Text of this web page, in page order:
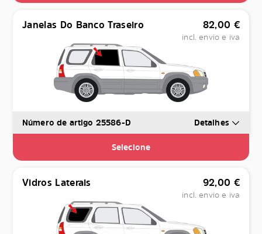
Janelas Do Banco Traseiro 82,00 €
incl. envio e iva
Número de artigo 25586-D Detalhes
Selecione
Vidros Laterais 92,00 €
incl. envio e iva